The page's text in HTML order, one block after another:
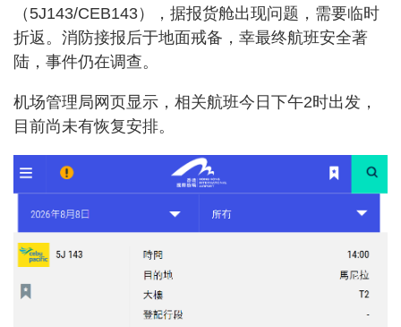
（5J143/CEB143），据报货舱出现问题，需要临时
折返。消防接报后于地面戒备，幸最终航班安全著
陆，事件仍在调查。
机场管理局网页显示，相关航班今日下午2时出发，
目前尚未有恢复安排。